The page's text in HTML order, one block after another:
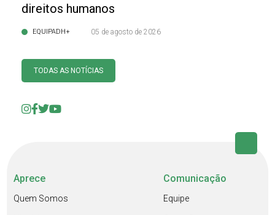
direitos humanos
EQUIPADH+ 05 de agosto de 2026
TODAS AS NOTÍCIAS
Aprece
Quem Somos
Comunicação
Equipe